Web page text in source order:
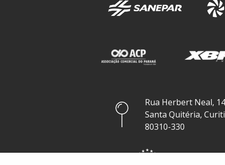
Rua Herbert Neal,
Santa Quitéria,
80310-330